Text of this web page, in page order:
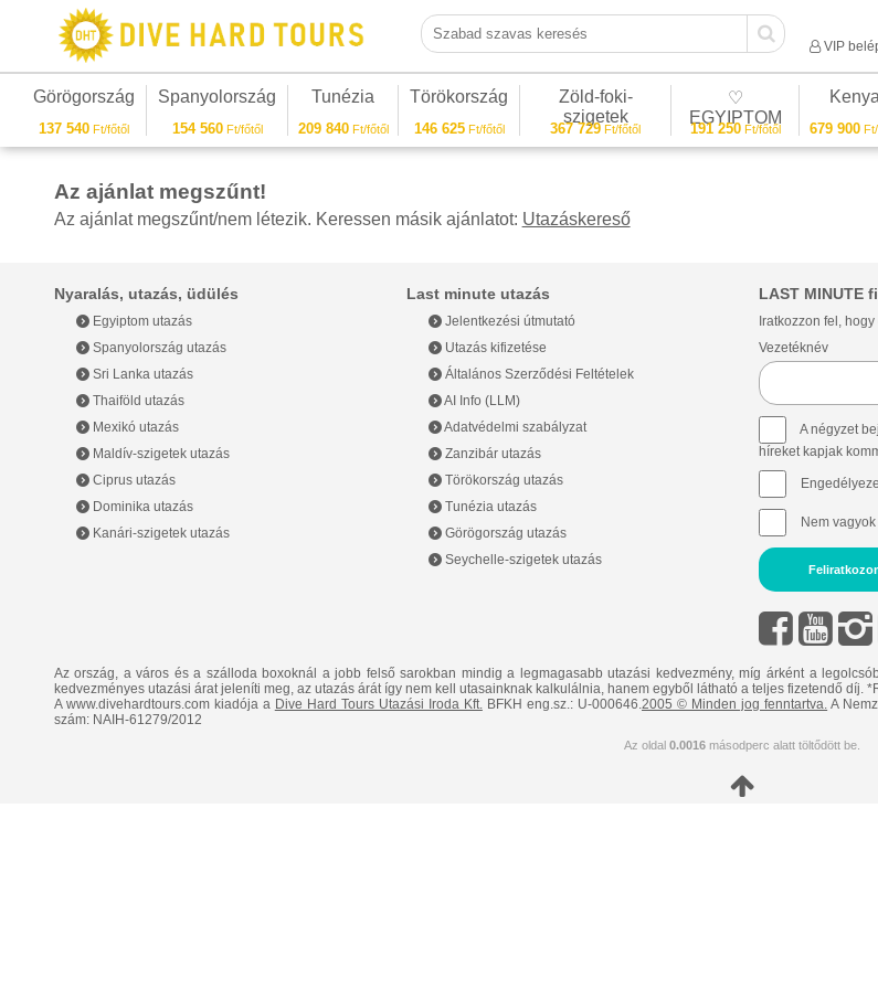
Szabad szavas keresés
VIP
Görögország
137 540 Ft/főtől
Spanyolország
154 560Ft/főtől
Tunézia
209 840Ft/főtől
Törökország
146 625Ft/főtől
Zöld-foki-
szigetek
367 729 Ft/főtől
♡
EGYIPTOM
191 250Ft/főtől
Kenya
679 900Ft/
Az ajánlat megszűnt!
Az ajánlat megszűnt/nem létezik. Keressen másik ajánlatot: Utazáskereső
LAST MINUTE
Iratkozzon fel,
Vezetéknév
A négyzet
híreket kapjak
Nem
Last minute utazás
Jelentkezési útmutató
Utazás kifizetése
Általános Szerződési Feltételek
AI Info (LLM)
Adatvédelmi szabályzat
Zanzibár utazás
Törökország utazás
Tunézia utazás
Görögország utazás
Seychelle-szigetek utazás
Nyaralás, utazás, üdülés
Egyiptom utazás
Spanyolország utazás
Sri Lanka utazás
Thaiföld utazás
Mexikó utazás
Maldív-szigetek utazás
Ciprus utazás
Dominika utazás
Kanári-szigetek utazás
Az ország, a város és a szálloda boxoknál a jobb felső sarokban mindig a legmagasabb utazási kedvezmény, míg árként a
kedvezményes utazási árat jeleníti meg, az utazás árát így nem kell utasainknak kalkulálnia, hanem egyből látható a teljes fizetendő díj.
A www.divehardtours.com kiadója a Dive Hard Tours Utazási Iroda Kft.BFKH eng.sz.: U-000646.2005 © Minden jog fenntartva. A
szám: NAIH-61279/2012
Az oldal 0.0016másodperc alatt töltődött be.